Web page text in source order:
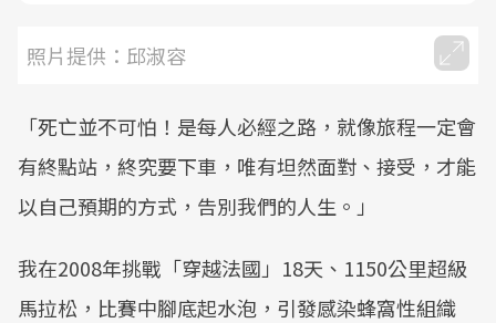
照片提供：邱淑容
「死亡並不可怕！是每人必經之路，就像旅程一定會
有終點站，終究要下車，唯有坦然面對、接受，才能
以自己預期的方式，告別我們的人生。」
我在2008年挑戰「穿越法國」18天、1150公里超級
馬拉松，比賽中腳底起水泡，引發感染蜂窩性組織